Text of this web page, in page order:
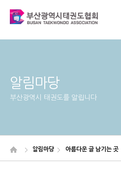
알림마당
부산광역시 태권도를 알립니다
알림마당 아름다운 글 남기는 곳